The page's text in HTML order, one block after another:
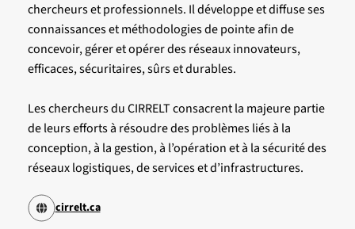
chercheurs et professionnels. Il développe et diffuse ses
connaissances et méthodologies de pointe afin de
concevoir, gérer et opérer des réseaux innovateurs,
efficaces, sécuritaires, sûrs et durables.
Les chercheurs du CIRRELT consacrent la majeure partie
de leurs efforts à résoudre des problèmes liés à la
conception, à la gestion, à l’opération et à la sécurité des
réseaux logistiques, de services et d’infrastructures.
cirrelt.ca